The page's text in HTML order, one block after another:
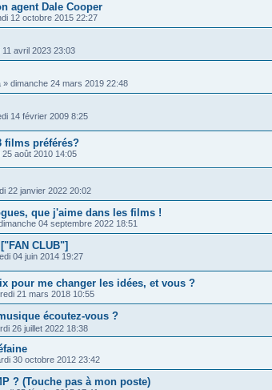
agent Dale Cooper
12 octobre 2015 22:27
11 avril 2023 23:03
» dimanche 24 mars 2019 22:48
14 février 2009 8:25
films préférés?
août 2010 14:05
22 janvier 2022 20:02
que j'aime dans les films !
04 septembre 2022 18:51
CLUB"]
04 juin 2014 19:27
pour me changer les idées, et vous ?
21 mars 2018 10:55
écoutez-vous ?
26 juillet 2022 18:38
30 octobre 2012 23:42
? (Touche pas à mon poste)